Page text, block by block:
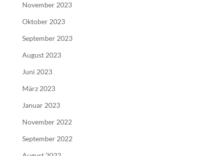
November 2023
Oktober 2023
September 2023
August 2023
Juni 2023
März 2023
Januar 2023
November 2022
September 2022